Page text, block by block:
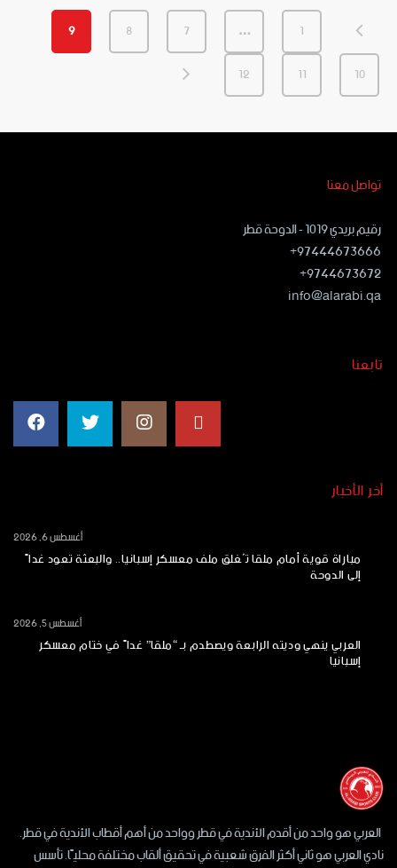
1
…
7
8
9
10
11
12
تواصل معنا
رقيم بريدي ١٠١٩ - الدوحة قطر
97444673666+
9744673672+
info@alarabi.qa
تابعنا
أخر الأخبار
مباراة قوية أمام ملقا تُغلق ملف معسكر إسبانيا.. والبعثة تعود غداً
إلى الدوحة
أغسطس 6, 2026
العربي ينهي وديته الرابعة ويصطدم بـ “ملقا” غداً في ختام معسكر
إسبانيا
أغسطس 5, 2026
العربي هو واحد من أقدم الأندية في قطر وواحد من أهم أقطاب الأندية في قطر.
نادي العربي هو ثاني أكثر الفرق شعبية في تحقيق ألقاب مختلفة محليًا. تأسس